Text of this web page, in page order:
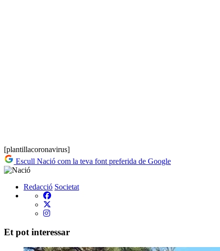
[plantillacoronavirus]
Escull Nació com la teva font preferida de Google
Redacció Societat
Et pot interessar